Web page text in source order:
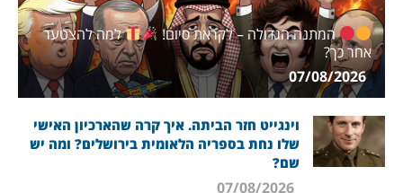
המתנה הגדולה – לקראת סיום!
למה להצטער
אחר כך?
07/08/2026
וינגייט חזר הביתה. איך קרה שהארכיון האישי
שלו נחת בספריה הלאומית בירושלים? ומה יש
שם?